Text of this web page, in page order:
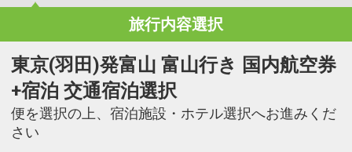
旅行内容選択
東京(羽田)発富山 富山行き 国内航空券
+宿泊 交通宿泊選択
便を選択の上、宿泊施設・ホテル選択へお進みくだ
さい